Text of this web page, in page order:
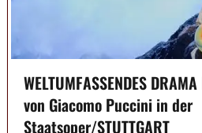
WELTUMFASSENDES
von Giacomo Puccini in der
Staatsoper/STUTTGART